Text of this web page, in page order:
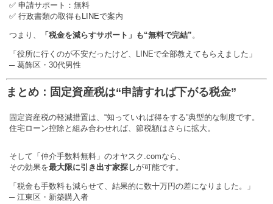
✅ 申請サポート：無料
✅ 行政書類の取得もLINEで案内
つまり、 「税金を減らすサポート」も“無料で完結”。
「役所に行くのが不安だったけど、LINEで全部教えてもらえました」
─ 葛飾区・30代男性
まとめ：固定資産税は“申請すれば下がる税金”
固定資産税の軽減措置は、“知っていれば得をする”典型的な制度です。
住宅ローン控除と組み合わせれば、節税額はさらに拡大。
そして「仲介手数料無料」のオヤスク.comなら、
その効果を最大限に引き出す家探しが可能です。
「税金も手数料も減らせて、結果的に数十万円の差になりました。」
─ 江東区・新築購入者